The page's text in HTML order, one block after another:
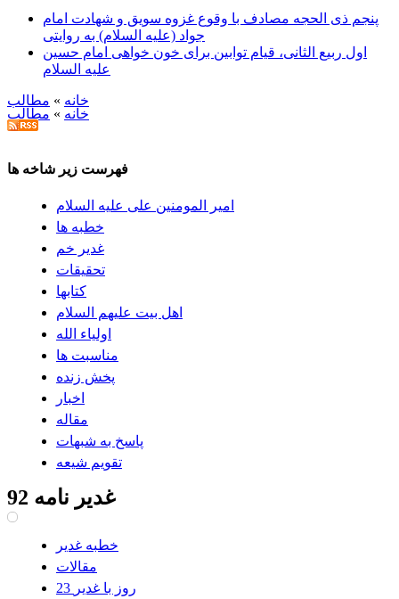
پنجم ذی الحجه مصادف با وقوع غزوه سویق و شهادت امام
جواد (علیه السلام) به روایتی
اول ربیع الثانی، قیام توابین برای خون خواهی امام حسین
علیه السلام
خانه » مطالب
خانه » مطالب
فهرست زیر شاخه ها
امیر المومنین علی علیه السلام
خطبه ها
غدیر خم
تحقيقات
كتابها
اهل بيت علیهم السلام
اولیاء الله
مناسبت ها
پخش زنده
اخبار
مقاله
پاسخ به شبهات
تقویم شیعه
غدیر نامه 92
خطبه غدیر
مقالات
23 روز با غدیر